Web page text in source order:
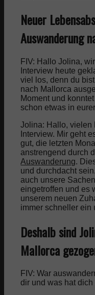
Neuer
Auswanderung
FIV: Hallo Jolina,
Interview heute
viel los, denn du
nach Mallorca
Moment und
schon etwas in
Jolina: Hallo, vielen
Interview. Mir geht
gut, die letzten
anstrengend durch
Auswanderung.
und durchdacht
auch unsere
eingetroffen und es
unserem neuen
immer schneller ein
Deshalb sind
Mallorca
FIV: War
dir und was hat